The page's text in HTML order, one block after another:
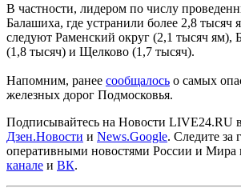
В частности, лидером по числу
Балашиха, где устранили более 2,8 тысяч
следуют Раменский округ (2,1 тысяч ям),
(1,8 тысяч) и Щелково (1,7 тысяч).
Напомним, ранее сообщалось о самых
железных дорог Подмосковья.
Подписывайтесь на Новости LIVE24.RU в
Дзен.Новости и News.Google. Следите за
оперативными новостями России и Мира
канале и ВК.